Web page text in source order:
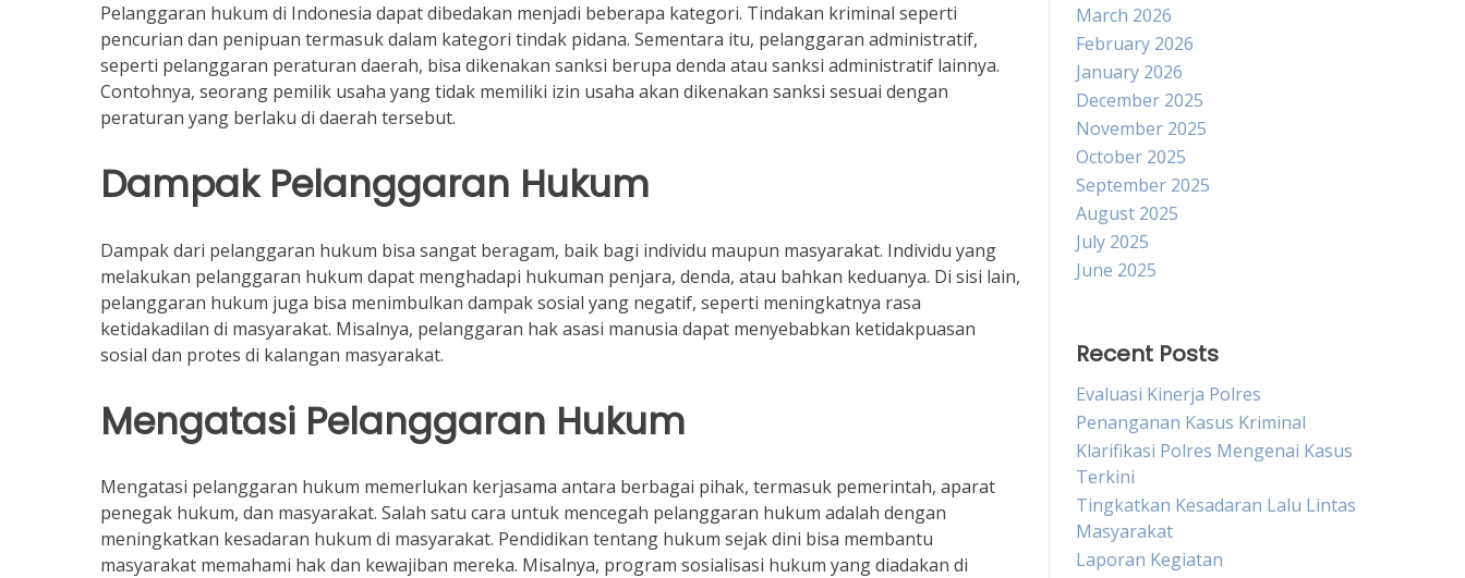
Pelanggaran hukum di Indonesia dapat dibedakan menjadi beberapa kategori. Tindakan kriminal seperti
pencurian dan penipuan termasuk dalam kategori tindak pidana. Sementara itu, pelanggaran administratif,
seperti pelanggaran peraturan daerah, bisa dikenakan sanksi berupa denda atau sanksi administratif lainnya.
Contohnya, seorang pemilik usaha yang tidak memiliki izin usaha akan dikenakan sanksi sesuai dengan
peraturan yang berlaku di daerah tersebut.
Dampak Pelanggaran Hukum
Dampak dari pelanggaran hukum bisa sangat beragam, baik bagi individu maupun masyarakat. Individu yang
melakukan pelanggaran hukum dapat menghadapi hukuman penjara, denda, atau bahkan keduanya. Di sisi lain,
pelanggaran hukum juga bisa menimbulkan dampak sosial yang negatif, seperti meningkatnya rasa
ketidakadilan di masyarakat. Misalnya, pelanggaran hak asasi manusia dapat menyebabkan ketidakpuasan
sosial dan protes di kalangan masyarakat.
Mengatasi Pelanggaran Hukum
Mengatasi pelanggaran hukum memerlukan kerjasama antara berbagai pihak, termasuk pemerintah, aparat
penegak hukum, dan masyarakat. Salah satu cara untuk mencegah pelanggaran hukum adalah dengan
meningkatkan kesadaran hukum di masyarakat. Pendidikan tentang hukum sejak dini bisa membantu
masyarakat memahami hak dan kewajiban mereka. Misalnya, program sosialisasi hukum yang diadakan di
March 2026
February 2026
January 2026
December 2025
November 2025
October 2025
September 2025
August 2025
July 2025
June 2025
Recent Posts
Evaluasi Kinerja Polres
Penanganan Kasus Kriminal
Klarifikasi Polres Mengenai Kasus
Terkini
Tingkatkan Kesadaran Lalu Lintas
Masyarakat
Laporan Kegiatan